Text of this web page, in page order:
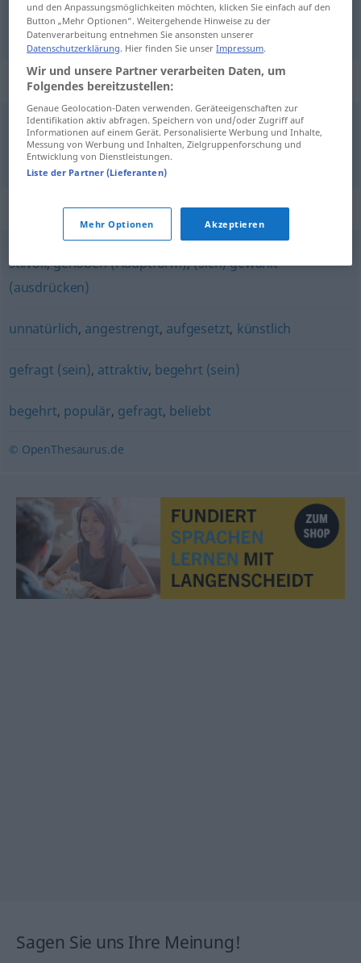
poszukiwany gesucht
Beispielsätze für "gesucht"
polizeilichgesucht
poszukiwanyprzezpolicję
Synonyme für "gesucht"
stilvoll,gehoben (Hauptform),(sich) gewählt
(ausdrücken)
unnatürlich, angestrengt, aufgesetzt, künstlich
gefragt (sein), attraktiv, begehrt (sein)
begehrt, populär, gefragt, beliebt
© OpenThesaurus.de
Sagen Sie uns Ihre Meinung!
und den Anpassungsmöglichkeiten möchten, klicken Sie einfach auf den
Button „Mehr Optionen“. Weitergehende Hinweise zu der
Datenverarbeitung entnehmen Sie ansonsten unserer
Datenschutzerklärung. Hier finden Sie unserImpressum.
Wir und unsere Partner verarbeiten Daten, um
Folgendes bereitzustellen:
Genaue Geolocation-Daten verwenden. Geräteeigenschaften zur
Identifikation aktiv abfragen. Speichern von und/oder Zugriff auf
Informationen auf einem Gerät. Personalisierte Werbung und Inhalte,
Messung von Werbung und Inhalten, Zielgruppenforschung und
Entwicklung von Dienstleistungen.
Liste der Partner (Lieferanten)
Mehr Optionen Akzeptieren